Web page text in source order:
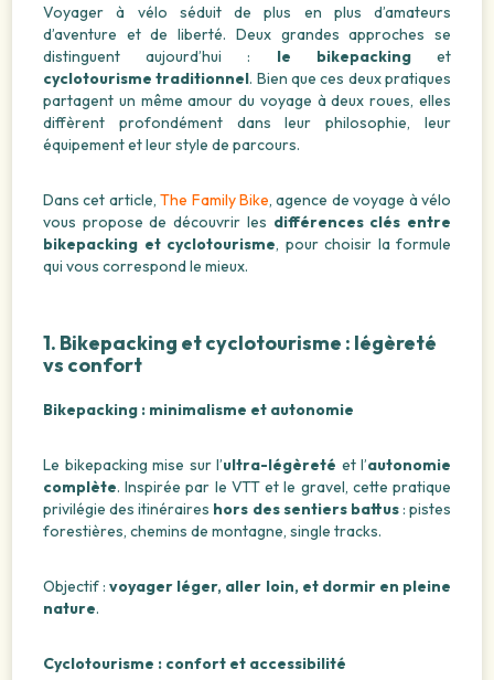
Voyager à vélo séduit de plus en plus d’amateurs
d’aventure et de liberté. Deux grandes approches se
distinguent aujourd’hui : le bikepackinget
cyclotourisme traditionnel. Bien que ces deux pratiques
partagent un même amour du voyage à deux roues, elles
diffèrent profondément dans leur philosophie, leur
équipement et leur style de parcours.
Dans cet article,The Family Bike, agence de voyage à vélo
vous propose de découvrir les différences clés entre
bikepacking et cyclotourisme, pour choisir la formule
qui vous correspond le mieux.
1. Bikepacking et cyclotourisme : légèreté
vs confort
Bikepacking : minimalisme et autonomie
Le bikepacking mise sur l’ultra-légèreté et l’autonomie
complète. Inspirée par le VTT et le gravel, cette pratique
privilégie des itinéraires hors des sentiers battus: pistes
forestières, chemins de montagne, single tracks.
Objectif :voyager léger, aller loin, et dormir en pleine
nature.
Cyclotourisme : confort et accessibilité